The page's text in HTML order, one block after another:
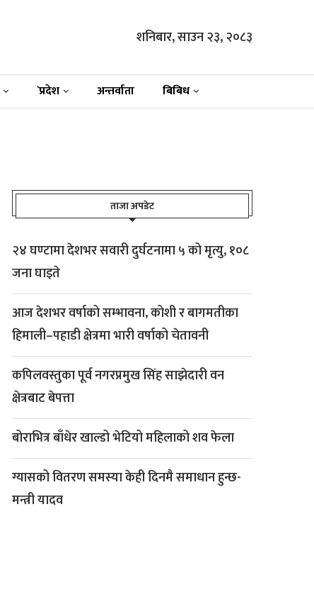
शनिबार, साउन २३, २०८३
`प्रदेश अन्तर्वाता बिबिध
ताजा अपडेट
२४ घण्टामा देशभर सवारी दुर्घटनामा ५ को मृत्यु, १०८
जना घाइते
आज देशभर वर्षाको सम्भावना, कोशी र बागमतीका
हिमाली–पहाडी क्षेत्रमा भारी वर्षाको चेतावनी
कपिलवस्तुका पूर्व नगरप्रमुख सिंह साझेदारी वन
क्षेत्रबाट बेपत्ता
बोराभित्र बाँधेर खाल्डो भेटियो महिलाको शव फेला
ग्यासको वितरण समस्या केही दिनमै समाधान हुन्छ-
मन्त्री यादव